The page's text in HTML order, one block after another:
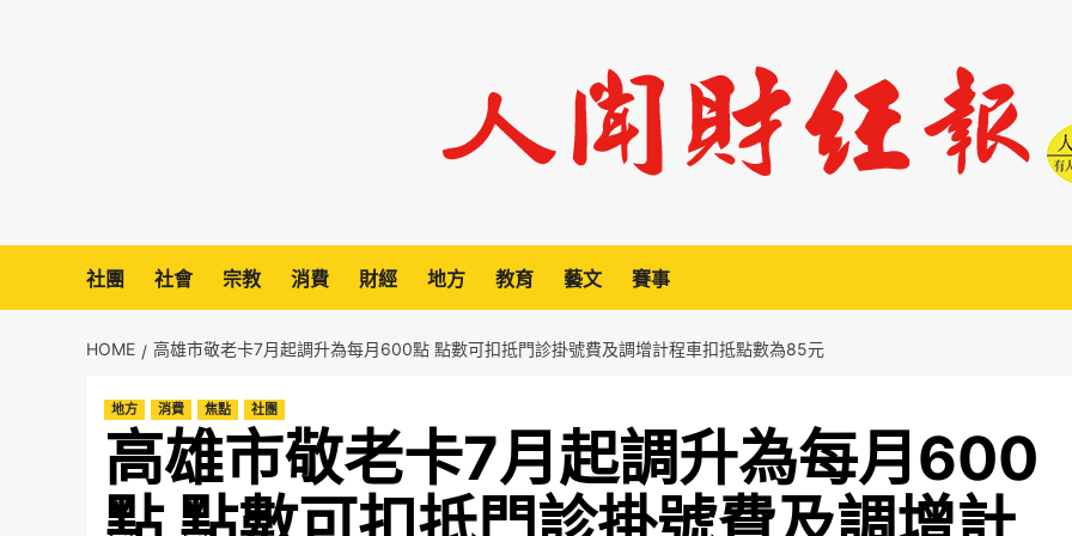
社團 社會 宗教 消費 財經 地方 教育 藝文 賽事
HOME 高雄市敬老卡7月起調升為每月600點 點數可扣抵門診掛號費及調增計程車扣抵點數為85元
地方 消費 焦點 社團
高雄市敬老卡7月起調升為每月600